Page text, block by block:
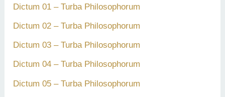
c
h
:
Dictum 01 – Turba Philosophorum
Dictum 02 – Turba Philosophorum
Dictum 03 – Turba Philosophorum
Dictum 04 – Turba Philosophorum
Dictum 05 – Turba Philosophorum